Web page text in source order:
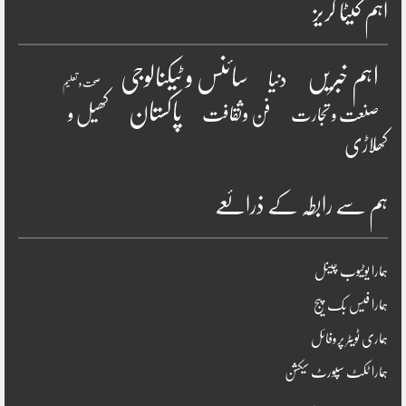
اہم کیٹا گریز
اہم خبریں دنیا سائنس و ٹیکنالوجی صحت و تعلیم
صنعت و تجارت فن وثقافت پاکستان
کھیل و
کھلاڑی
ہم سے رابطہ کے ذرائعے
ہمارا یوٹیوب چینل
ہمارا فیس بک پیج
ہماری ٹویٹر پروفائل
ہمارا ٹکٹ سپورٹ سیکشن